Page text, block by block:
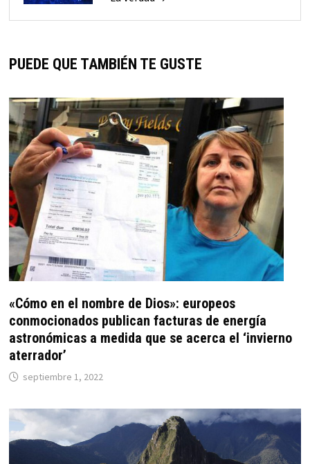
PUEDE QUE TAMBIÉN TE GUSTE
«Cómo en el nombre de Dios»: europeos
conmocionados publican facturas de energía
astronómicas a medida que se acerca el ‘invierno
aterrador’
septiembre 1, 2022